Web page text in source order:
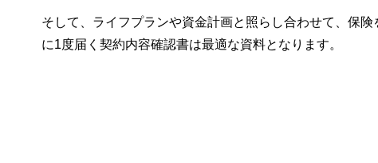
そして、ライフプランや資金計画と照らし合わせて、保
に1度届く契約内容確認書は最適な資料となります。